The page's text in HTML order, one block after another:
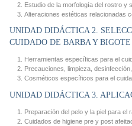
Estudio de la morfología del rostro y
Alteraciones estéticas relacionadas
UNIDAD DIDÁCTICA 2.
CUIDADO DE BARBA Y BIGOTE
Herramientas específicas para el
Precauciones, limpieza,
Cosméticos específicos para el
UNIDAD DIDÁCTICA 3.
Preparación del pelo y la piel para el
Cuidados de higiene pre y post